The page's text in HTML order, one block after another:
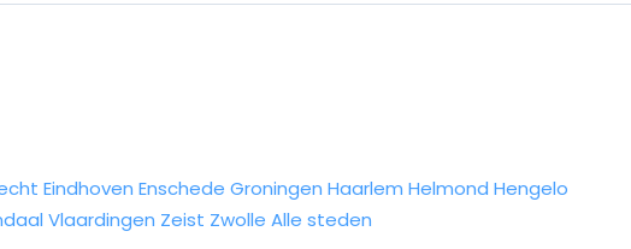
Eindhoven Enschede Groningen Haarlem Helmond Hengelo
Vlaardingen Zeist Zwolle Alle steden